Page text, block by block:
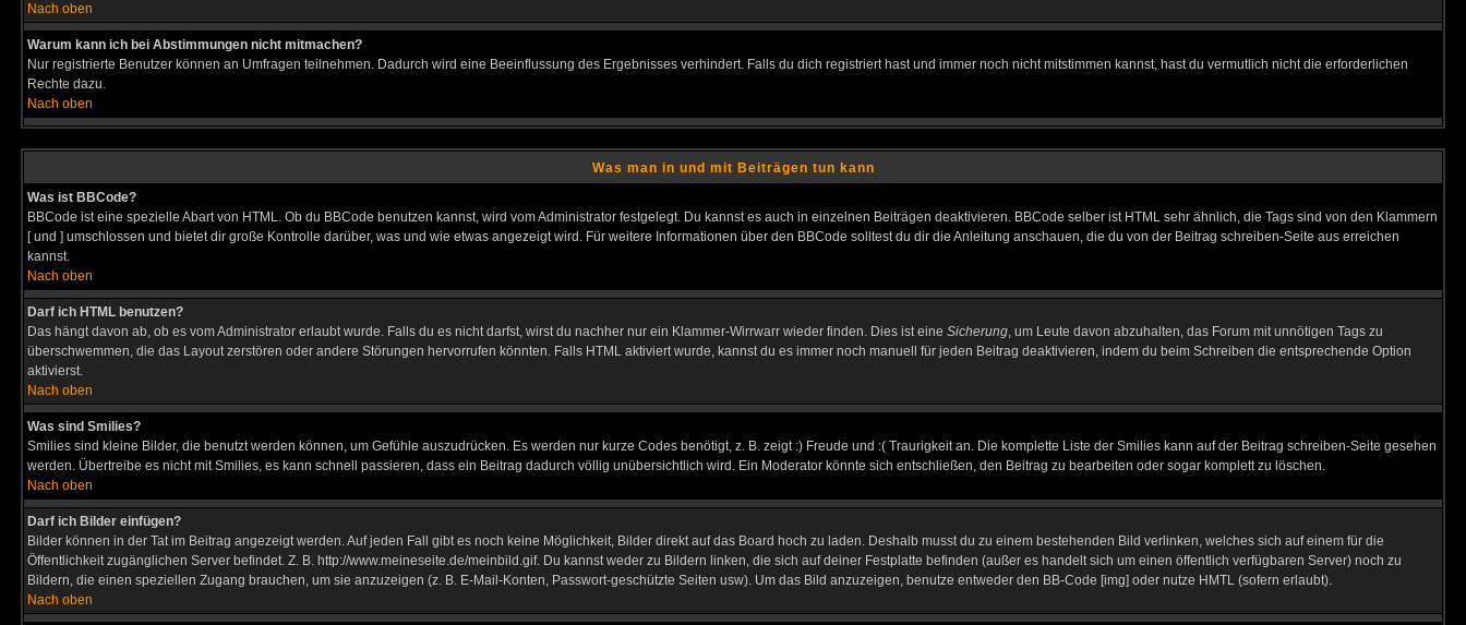
Nach oben
Warum kann ich bei Abstimmungen nicht mitmachen?
Nur registrierte Benutzer können an Umfragen teilnehmen. Dadurch wird eine Beeinflussung des Ergebnisses verhindert. Falls du dich registriert hast und immer noch nicht mitstimmen kannst, hast du vermutlich nicht die erforderlichen
Rechte dazu.
Nach oben
Was man in und mit Beiträgen tun kann
Was ist BBCode?
BBCode ist eine spezielle Abart von HTML. Ob du BBCode benutzen kannst, wird vom Administrator festgelegt. Du kannst es auch in einzelnen Beiträgen deaktivieren. BBCode selber ist HTML sehr ähnlich, die Tags sind von den Klammern
[ und ] umschlossen und bietet dir große Kontrolle darüber, was und wie etwas angezeigt wird. Für weitere Informationen über den BBCode solltest du dir die Anleitung anschauen, die du von der Beitrag schreiben-Seite aus erreichen
kannst.
Nach oben
Darf ich HTML benutzen?
Das hängt davon ab, ob es vom Administrator erlaubt wurde. Falls du es nicht darfst, wirst du nachher nur ein Klammer-Wirrwarr wieder finden. Dies ist eine Sicherung, um Leute davon abzuhalten, das Forum mit unnötigen Tags zu
überschwemmen, die das Layout zerstören oder andere Störungen hervorrufen könnten. Falls HTML aktiviert wurde, kannst du es immer noch manuell für jeden Beitrag deaktivieren, indem du beim Schreiben die entsprechende Option
aktivierst.
Nach oben
Was sind Smilies?
Smilies sind kleine Bilder, die benutzt werden können, um Gefühle auszudrücken. Es werden nur kurze Codes benötigt, z. B. zeigt :) Freude und :( Traurigkeit an. Die komplette Liste der Smilies kann auf der Beitrag schreiben-Seite gesehen
werden. Übertreibe es nicht mit Smilies, es kann schnell passieren, dass ein Beitrag dadurch völlig unübersichtlich wird. Ein Moderator könnte sich entschließen, den Beitrag zu bearbeiten oder sogar komplett zu löschen.
Nach oben
Darf ich Bilder einfügen?
Bilder können in der Tat im Beitrag angezeigt werden. Auf jeden Fall gibt es noch keine Möglichkeit, Bilder direkt auf das Board hoch zu laden. Deshalb musst du zu einem bestehenden Bild verlinken, welches sich auf einem für die
Öffentlichkeit zugänglichen Server befindet. Z. B. http://www.meineseite.de/meinbild.gif. Du kannst weder zu Bildern linken, die sich auf deiner Festplatte befinden (außer es handelt sich um einen öffentlich verfügbaren Server) noch zu
Bildern, die einen speziellen Zugang brauchen, um sie anzuzeigen (z. B. E-Mail-Konten, Passwort-geschützte Seiten usw). Um das Bild anzuzeigen, benutze entweder den BB-Code [img] oder nutze HMTL (sofern erlaubt).
Nach oben